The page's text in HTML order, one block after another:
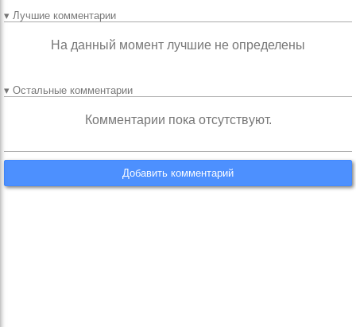
▾ Лучшие комментарии
На данный момент лучшие не определены
▾ Остальные комментарии
Комментарии пока отсутствуют.
Добавить комментарий